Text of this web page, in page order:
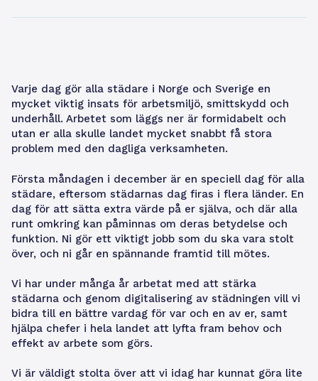
Varje dag gör alla städare i Norge och Sverige en
mycket viktig insats för arbetsmiljö, smittskydd och
underhåll. Arbetet som läggs ner är formidabelt och
utan er alla skulle landet mycket snabbt få stora
problem med den dagliga verksamheten.
Första måndagen i december är en speciell dag för alla
städare, eftersom städarnas dag firas i flera länder. En
dag för att sätta extra värde på er själva, och där alla
runt omkring kan påminnas om deras betydelse och
funktion. Ni gör ett viktigt jobb som du ska vara stolt
över, och ni går en spännande framtid till mötes.
Vi har under många år arbetat med att stärka
städarna och genom digitalisering av städningen vill vi
bidra till en bättre vardag för var och en av er, samt
hjälpa chefer i hela landet att lyfta fram behov och
effekt av arbete som görs.
Vi är väldigt stolta över att vi idag har kunnat göra lite